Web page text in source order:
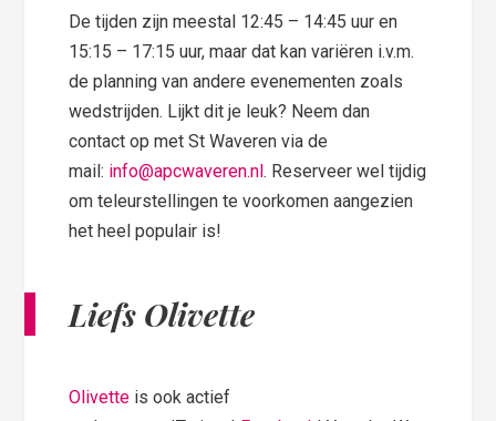
De tijden zijn meestal 12:45 – 14:45 uur en
15:15 – 17:15 uur, maar dat kan variëren i.v.m.
de planning van andere evenementen zoals
wedstrijden. Lijkt dit je leuk? Neem dan
contact op met St Waveren via de
mail: info@apcwaveren.nl. Reserveer wel tijdig
om teleurstellingen te voorkomen aangezien
het heel populair is!
Liefs Olivette
Olivette is ook actief